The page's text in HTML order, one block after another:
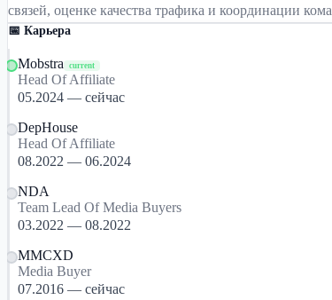
связей, оценке качества трафика и координации
📅 Карьера
Mobstra current
Head Of Affiliate
05.2024 — сейчас
DepHouse
Head Of Affiliate
08.2022 — 06.2024
NDA
Team Lead Of Media Buyers
03.2022 — 08.2022
MMCXD
Media Buyer
07.2016 — сейчас